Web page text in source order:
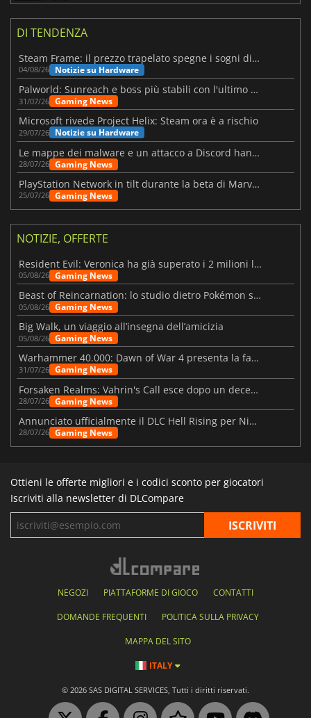
DI TENDENZA
Steam Frame: il prezzo trapelato spegne i sogni di un VR economico
04/08/26 Notizie su Hardware
Palworld: Sunreach e boss più stabili con l'ultimo update
31/07/26 Gaming News
Microsoft rivede Project Helix: Steam ora è a rischio
29/07/26 Notizie su Hardware
Le mappe dei malware e un attacco a Discord hanno colpito Meccha Chameleon
28/07/26 Gaming News
PlayStation Network in tilt durante la beta di Marvel Tōkon
25/07/26 Gaming News
NOTIZIE, OFFERTE
Resident Evil: Veronica ha già superato i 2 milioni liste dei desideri
05/08/26 Gaming News
Beast of Reincarnation: lo studio dietro Pokémon su una nuova strada
05/08/26 Gaming News
Big Walk, un viaggio all’insegna dell’amicizia
05/08/26 Gaming News
Warhammer 40.000: Dawn of War 4 presenta la fazione dei Necron
31/07/26 Gaming News
Forsaken Realms: Vahrin's Call esce dopo un decennio di sviluppo
28/07/26 Gaming News
Annunciato ufficialmente il DLC Hell Rising per Nioh 3
28/07/26 Gaming News
Ottieni le offerte migliori e i codici sconto per giocatori
Iscriviti alla newsletter di DLCompare
NEGOZI PIATTAFORME DI GIOCO CONTATTI
DOMANDE FREQUENTI POLITICA SULLA PRIVACY
MAPPA DEL SITO
ITALY
© 2026 SAS DIGITAL SERVICES, Tutti i diritti riservati.